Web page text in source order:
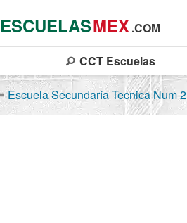
ESCUELASMEX.COM
CCT Escuelas
Escuela Secundaría Tecnica Num 2